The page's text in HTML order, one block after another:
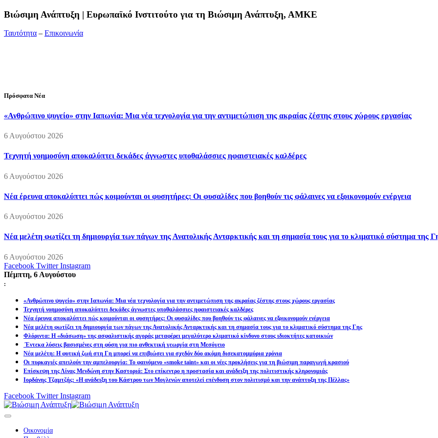
Bιώσιμη Ανάπτυξη | Ευρωπαϊκό Ινστιτούτο για τη Βιώσιμη Ανάπτυξη, ΑΜΚΕ
Ταυτότητα – Επικοινωνία
Πρόσφατα Νέα
«Ανθρώπινο ψυγείο» στην Ιαπωνία: Μια νέα τεχνολογία για την αντιμετώπιση της ακραίας ζέστης στους χώρους εργασίας
6 Αυγούστου 2026
Τεχνητή νοημοσύνη αποκαλύπτει δεκάδες άγνωστες υποθαλάσσιες ηφαιστειακές καλδέρες
6 Αυγούστου 2026
Νέα έρευνα αποκαλύπτει πώς κοιμούνται οι φυσητήρες: Οι φυσαλίδες που βοηθούν τις φάλαινες να εξοικονομούν ενέργεια
6 Αυγούστου 2026
Νέα μελέτη φωτίζει τη δημιουργία των πάγων της Ανατολικής Ανταρκτικής και τη σημασία τους για το κλιματικό σύστημα της
6 Αυγούστου 2026
Facebook Twitter Instagram
Πέμπτη, 6 Αυγούστου
:
«Ανθρώπινο ψυγείο» στην Ιαπωνία: Μια νέα τεχνολογία για την αντιμετώπιση της ακραίας ζέστης στους χώρους εργασίας
Τεχνητή νοημοσύνη αποκαλύπτει δεκάδες άγνωστες υποθαλάσσιες ηφαιστειακές καλδέρες
Νέα έρευνα αποκαλύπτει πώς κοιμούνται οι φυσητήρες: Οι φυσαλίδες που βοηθούν τις φάλαινες να εξοικονομούν ενέργεια
Νέα μελέτη φωτίζει τη δημιουργία των πάγων της Ανατολικής Ανταρκτικής και τη σημασία τους για το κλιματικό σύστημα της Γης
Φλόριντα: Η «διάσωση» της ασφαλιστικής αγοράς μεταφέρει μεγαλύτερο κλιματικό κίνδυνο στους ιδιοκτήτες κατοικιών
Έντεκα λύσεις βασισμένες στη φύση για πιο ανθεκτική γεωργία στη Μεσόγειο
Νέα μελέτη: Η φυτική ζωή στη Γη μπορεί να επιβιώσει για σχεδόν δύο ακόμη δισεκατομμύρια χρόνια
Οι πυρκαγιές απειλούν την αμπελουργία: Το φαινόμενο «smoke taint» και οι νέες προκλήσεις για τη βιώσιμη παραγωγή κρασιού
Επίσκεψη της Λίνας Μενδώνη στην Καστοριά: Στο επίκεντρο η προστασία και ανάδειξη της πολιτιστικής κληρονομιάς
Ιορδάνης Τζαμτζής: «Η ανάδειξη του Κάστρου των Μογλενών αποτελεί επένδυση στον πολιτισμό και την ανάπτυξη της Πέλλας»
Facebook Twitter Instagram
Οικονομία